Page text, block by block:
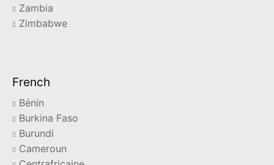
Zambia
Zimbabwe
French
Bénin
Burkina Faso
Burundi
Cameroun